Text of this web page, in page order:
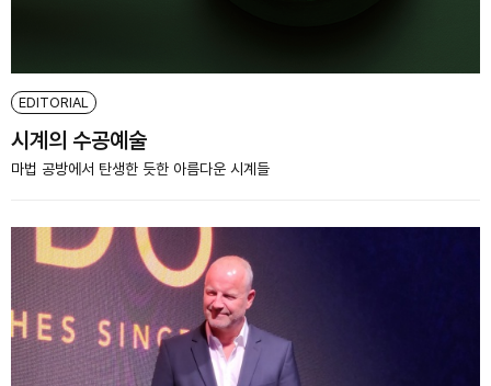
EDITORIAL
시계의 수공예술
마법 공방에서 탄생한 듯한 아름다운 시계들